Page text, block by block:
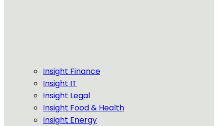
Insight Finance
Insight IT
Insight Legal
Insight Food & Health
Insight Energy